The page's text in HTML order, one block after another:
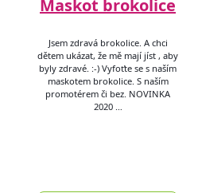
Maskot brokolice
Jsem zdravá brokolice. A chci
dětem ukázat, že mě mají jíst , aby
byly zdravé. :-) Vyfoťte se s naším
maskotem brokolice. S naším
promotérem či bez. NOVINKA
2020 …